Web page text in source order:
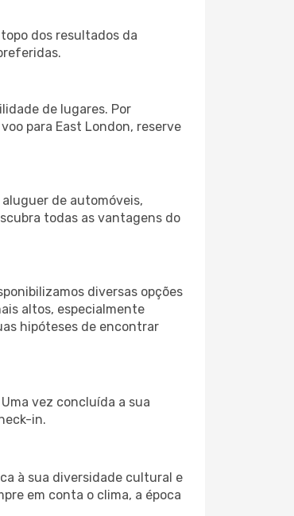
dos resultados da
de lugares. Por
para East London, reserve
de automóveis,
todas as vantagens do
diversas opções
altos, especialmente
hipóteses de encontrar
vez concluída a sua
in.
à sua diversidade cultural e
em conta o clima, a época